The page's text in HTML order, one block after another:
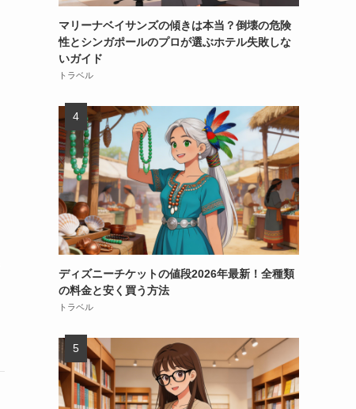
マリーナベイサンズの傾きは本当？倒壊の危険
性とシンガポールのプロが選ぶホテル失敗しな
いガイド
トラベル
ディズニーチケットの値段2026年最新！全種類
の料金と安く買う方法
トラベル